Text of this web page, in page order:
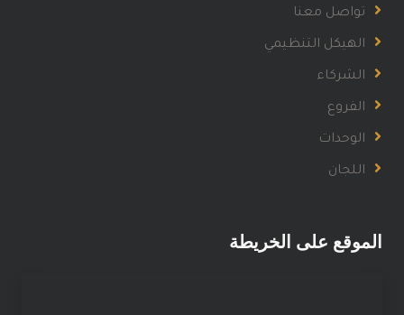
تواصل معنا
الهيكل التنظيمي
الشركاء
الفروع
الوحدات
اللجان
الموقع على الخريطة